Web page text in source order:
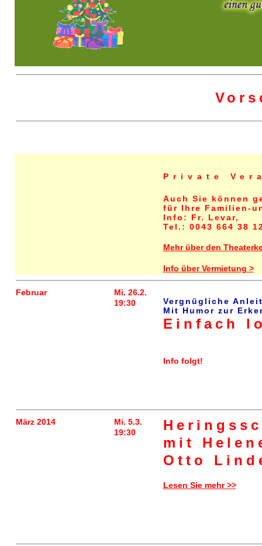
Private
Auch Sie können
für Ihre Familien-
Info: Fr. Levar,
Tel.: 0043 664 38
Mehr über den
Info über Vermietung >
Februar
Mi. 26.2.
19:30
Vergnügliche
Mit Humor zur
Einfach
Info folgt!
März 2014
Mi. 5.3.
19:30
mit
Otto
Lesen Sie mehr >>